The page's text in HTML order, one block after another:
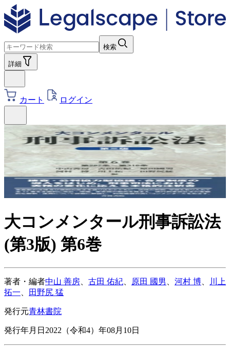
検索
詳細
カート ログイン
大コンメンタール刑事訴訟法
(第3版) 第6巻
著者・編者中山 善房 古田 佑紀 原田 國男 河村 博
川上
拓一
田野尻 猛
発行元青林書院
発行年月日 2022（令和4）年08月10日